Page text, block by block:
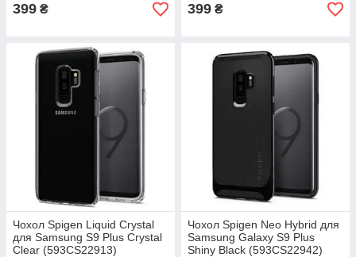
399 ₴ 399 ₴
Чохол Spigen Liquid Crystal
для Samsung S9 Plus Crystal
Clear (593CS22913)
Чохол Spigen Neo Hybrid для
Samsung Galaxy S9 Plus
Shiny Black (593CS22942)